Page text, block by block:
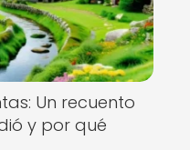
Un recuento
y por qué